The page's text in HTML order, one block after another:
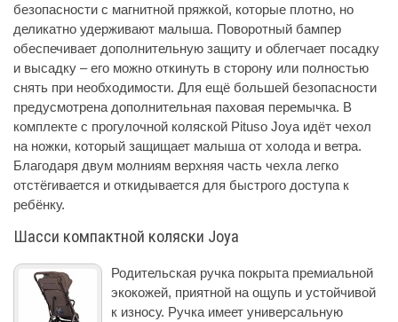
безопасности с магнитной пряжкой, которые плотно, но
деликатно удерживают малыша. Поворотный бампер
обеспечивает дополнительную защиту и облегчает посадку
и высадку – его можно откинуть в сторону или полностью
снять при необходимости. Для ещё большей безопасности
предусмотрена дополнительная паховая перемычка. В
комплекте с прогулочной коляской Pituso Joya идёт чехол
на ножки, который защищает малыша от холода и ветра.
Благодаря двум молниям верхняя часть чехла легко
отстёгивается и откидывается для быстрого доступа к
ребёнку.
Шасси компактной коляски Joya
Родительская ручка покрыта премиальной
экокожей, приятной на ощупь и устойчивой
к износу. Ручка имеет универсальную